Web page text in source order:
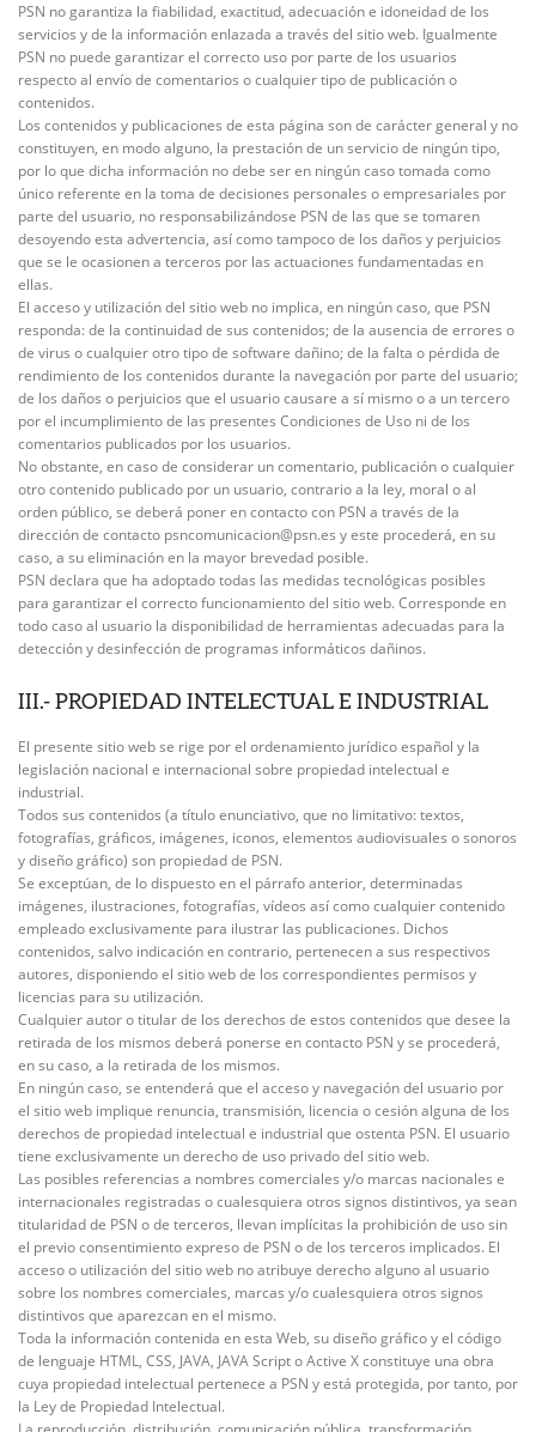
PSN no garantiza la fiabilidad, exactitud, adecuación e idoneidad de los
servicios y de la información enlazada a través del sitio web. Igualmente
PSN no puede garantizar el correcto uso por parte de los usuarios
respecto al envío de comentarios o cualquier tipo de publicación o
contenidos.
Los contenidos y publicaciones de esta página son de carácter general y no
constituyen, en modo alguno, la prestación de un servicio de ningún tipo,
por lo que dicha información no debe ser en ningún caso tomada como
único referente en la toma de decisiones personales o empresariales por
parte del usuario, no responsabilizándose PSN de las que se tomaren
desoyendo esta advertencia, así como tampoco de los daños y perjuicios
que se le ocasionen a terceros por las actuaciones fundamentadas en
ellas.
El acceso y utilización del sitio web no implica, en ningún caso, que PSN
responda: de la continuidad de sus contenidos; de la ausencia de errores o
de virus o cualquier otro tipo de software dañino; de la falta o pérdida de
rendimiento de los contenidos durante la navegación por parte del usuario;
de los daños o perjuicios que el usuario causare a sí mismo o a un tercero
por el incumplimiento de las presentes Condiciones de Uso ni de los
comentarios publicados por los usuarios.
No obstante, en caso de considerar un comentario, publicación o cualquier
otro contenido publicado por un usuario, contrario a la ley, moral o al
orden público, se deberá poner en contacto con PSN a través de la
dirección de contacto psncomunicacion@psn.es y este procederá, en su
caso, a su eliminación en la mayor brevedad posible.
PSN declara que ha adoptado todas las medidas tecnológicas posibles
para garantizar el correcto funcionamiento del sitio web. Corresponde en
todo caso al usuario la disponibilidad de herramientas adecuadas para la
detección y desinfección de programas informáticos dañinos.
III.- PROPIEDAD INTELECTUAL E INDUSTRIAL
El presente sitio web se rige por el ordenamiento jurídico español y la
legislación nacional e internacional sobre propiedad intelectual e
industrial.
Todos sus contenidos (a título enunciativo, que no limitativo: textos,
fotografías, gráficos, imágenes, iconos, elementos audiovisuales o sonoros
y diseño gráfico) son propiedad de PSN.
Se exceptúan, de lo dispuesto en el párrafo anterior, determinadas
imágenes, ilustraciones, fotografías, vídeos así como cualquier contenido
empleado exclusivamente para ilustrar las publicaciones. Dichos
contenidos, salvo indicación en contrario, pertenecen a sus respectivos
autores, disponiendo el sitio web de los correspondientes permisos y
licencias para su utilización.
Cualquier autor o titular de los derechos de estos contenidos que desee la
retirada de los mismos deberá ponerse en contacto PSN y se procederá,
en su caso, a la retirada de los mismos.
En ningún caso, se entenderá que el acceso y navegación del usuario por
el sitio web implique renuncia, transmisión, licencia o cesión alguna de los
derechos de propiedad intelectual e industrial que ostenta PSN. El usuario
tiene exclusivamente un derecho de uso privado del sitio web.
Las posibles referencias a nombres comerciales y/o marcas nacionales e
internacionales registradas o cualesquiera otros signos distintivos, ya sean
titularidad de PSN o de terceros, llevan implícitas la prohibición de uso sin
el previo consentimiento expreso de PSN o de los terceros implicados. El
acceso o utilización del sitio web no atribuye derecho alguno al usuario
sobre los nombres comerciales, marcas y/o cualesquiera otros signos
distintivos que aparezcan en el mismo.
Toda la información contenida en esta Web, su diseño gráfico y el código
de lenguaje HTML, CSS, JAVA, JAVA Script o Active X constituye una obra
cuya propiedad intelectual pertenece a PSN y está protegida, por tanto, por
la Ley de Propiedad Intelectual.